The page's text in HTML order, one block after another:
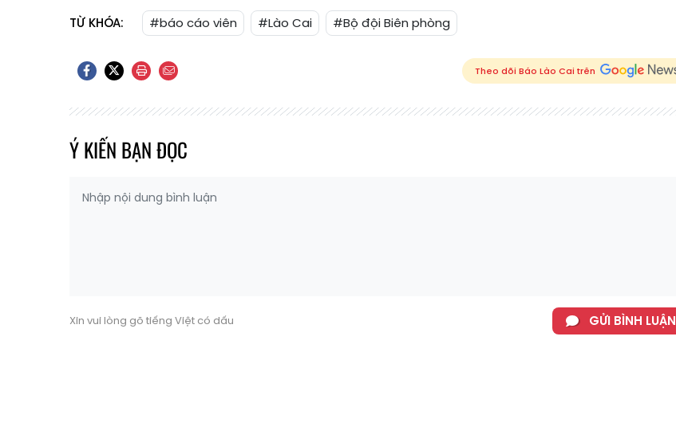
TỪ KHÓA: #báo cáo viên #Lào Cai #Bộ đội Biên phòng
Theo dõi Báo Lào Cai trên
Ý KIẾN BẠN ĐỌC
Xin vui lòng gõ tiếng Việt có dấu GỬI BÌNH LUẬN